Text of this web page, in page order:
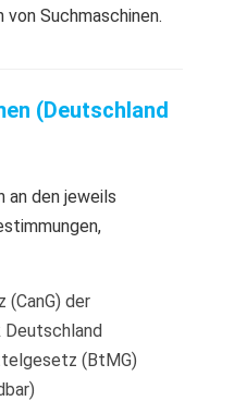
Suchmaschinen.
(Deutschland
an den jeweils
(CanG) der
Deutschland
(BtMG)